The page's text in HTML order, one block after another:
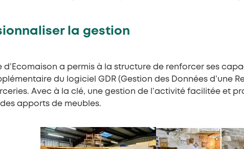
la gestion
d’Ecomaison a permis à la structure de renforcer ses
du logiciel GDR (Gestion des Données d’une
Avec à la clé, une gestion de l’activité facilitée et
apports de meubles.